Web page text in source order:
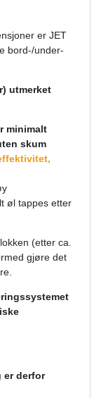
er JET
bord-/under-
utmerket
minimalt
skum
øl tappes etter
(etter ca.
gjøre det
er derfor